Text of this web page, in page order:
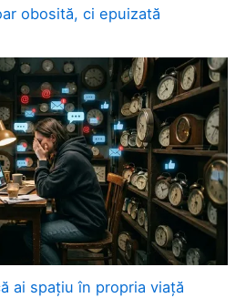
obosită, ci epuizată
ai spațiu în propria viață